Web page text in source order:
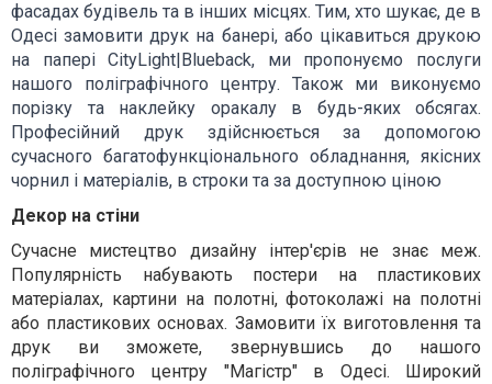
фасадах будівель та в інших місцях. Тим, хто шукає, де в
Одесі замовити друк на банері, або цікавиться друкою
на папері CityLight|Blueback, ми пропонуємо послуги
нашого поліграфічного центру. Також ми виконуємо
порізку та наклейку оракалу в будь-яких обсягах.
Професійний друк здійснюється за допомогою
сучасного багатофункціонального обладнання, якісних
чорнил і матеріалів, в строки та за доступною ціною
Декор на стіни
Сучасне мистецтво дизайну інтер'єрів не знає меж.
Популярність набувають постери на пластикових
матеріалах, картини на полотні, фотоколажі на полотні
або пластикових основах. Замовити їх виготовлення та
друк ви зможете, звернувшись до нашого
поліграфічного центру "Магістр" в Одесі. Широкий